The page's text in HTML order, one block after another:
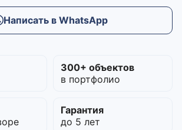
Написать в WhatsApp
300+ объектов
в портфолио
Гарантия
до 5 лет